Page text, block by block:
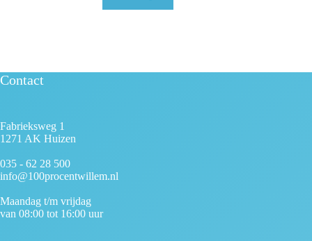
Contact
Fabrieksweg 1
1271 AK Huizen
035 - 62 28 500
info@100procentwillem.nl
Maandag t/m vrijdag
van 08:00 tot 16:00 uur